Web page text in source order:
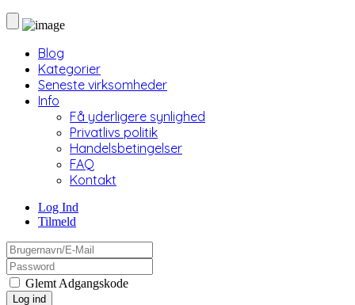
Blog
Kategorier
Seneste virksomheder
Info
Få yderligere synlighed
Privatlivs politik
Handelsbetingelser
FAQ
Kontakt
Log Ind
Tilmeld
Glemt Adgangskode